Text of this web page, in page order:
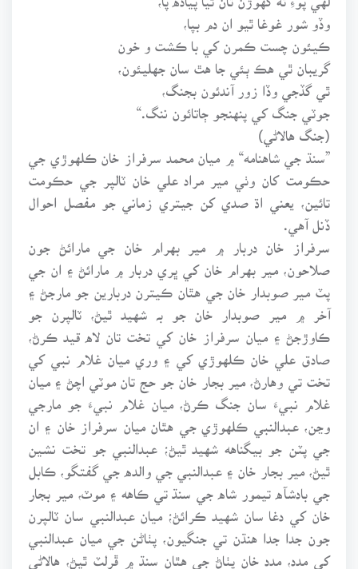
وڏو شور غوغا ٿيو ان دم بپا،
ڪيئون چست ڪمرن کي با ڪشت و خون
گريبان ٿي هڪ ٻئي جا هٿ سان جهليئون،
ٿي گڏجي وڏا زور آندئون بجنگ،
جوٽي جنگ کي پنهنجو ڄاتائون ننگ.“
(جنگ هالاڻي)
”سنڌ جي شاهنامه“ ۾ ميان محمد سرفراز خان ڪلهوڙي جي
حڪومت کان وٺي مير مراد علي خان ٽالپر جي حڪومت
تائين، يعني اڌ صدي کن جيتري زماني جو مفصل احوال
ڏنل آهي.
سرفراز خان دربار ۾ مير بهرام خان جي مارائڻ جون
صلاحون، مير بهرام خان کي ڀري دربار ۾ مارائڻ ۽ ان جي
پٽ مير صوبدار خان جي هٿان ڪيترن دربارين جو مارجڻ ۽
آخر ۾ مير صوبدار خان جو بہ شهيد ٿيڻ، ٽالپرن جو
ڪاوڙجڻ ۽ ميان سرفراز خان کي تخت تان لاه قيد ڪرڻ،
صادق علي خان ڪلهوڙي کي ۽ وري ميان غلام نبي کي
تخت تي وهارڻ، مير بجار خان جو حج تان موٽي اچڻ ۽ ميان
غلام نبيءَ سان جنگ ڪرڻ، ميان غلام نبيءَ جو مارجي
وڃن، عبدالنبي ڪلهوڙي جي هٿان ميان سرفراز خان ۽ ان
جي پٽن جو بيگناهه شهيد ٿيڻ؛ عبدالنبي جو تخت نشين
ٿيڻ، مير بجار خان ۽ عبدالنبي جي والده جي گفتگو، ڪابل
جي بادشآه تيمور شاه جي سنڌ تي ڪاهه ۽ موٽ، مير بجار
خان کي دغا سان شهيد ڪرائڻ؛ ميان عبدالنبي سان ٽالپرن
جون جدا جدا هنڌن تي جنگيون، پٺاڻن جي ميان عبدالنبي
کي مدد، مدد خان پٺاڻ جي هٿان سنڌ ۾ ڦرلٽ ٿيڻ، هالاڻي